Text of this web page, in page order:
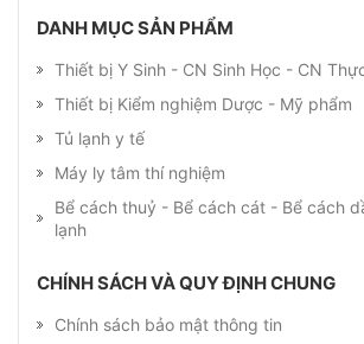
DANH MỤC SẢN PHẨM
Thiết bị Y Sinh - CN Sinh Học - CN
Thiết bị Kiểm nghiệm Dược - Mỹ phẩm
Tủ lạnh y tế
Máy ly tâm thí nghiệm
Bể cách thuỷ - Bể cách cát - Bể cách
lạnh
CHÍNH SÁCH VÀ QUY ĐỊNH CHUNG
Chính sách bảo mật thông tin